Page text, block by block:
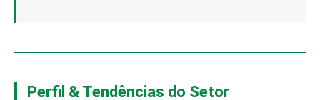
Perfil & Tendências do Setor